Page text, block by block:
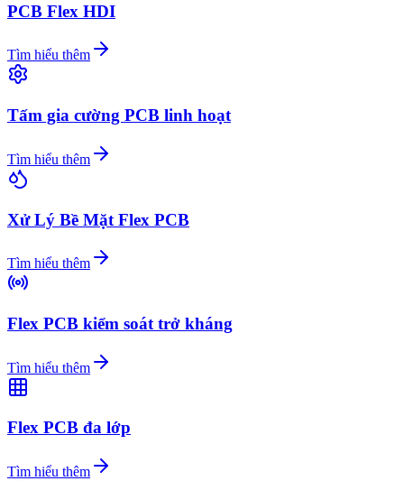
PCB Flex HDI
Tìm hiểu thêm
Tấm gia cường PCB linh hoạt
Tìm hiểu thêm
Xử Lý Bề Mặt Flex PCB
Tìm hiểu thêm
Flex PCB kiểm soát trở kháng
Tìm hiểu thêm
Flex PCB đa lớp
Tìm hiểu thêm